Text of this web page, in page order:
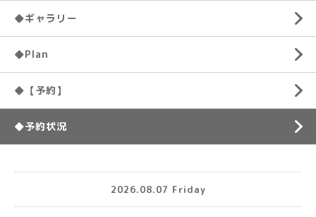
◆ギャラリー
◆Plan
◆【予約】
◆予約状況
2026.08.07 Friday